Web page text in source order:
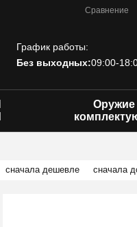
Сравнение
График работы:
Без выходных:09:00-
Оружие
сначала дешевле сначала